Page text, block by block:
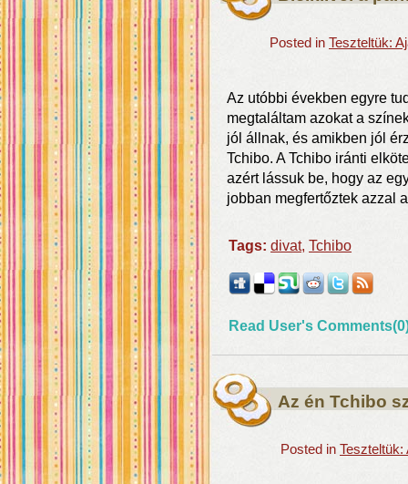
Posted in Teszteltük:
Az utóbbi években egyre
megtaláltam azokat a
jól állnak, és amikben jól
Tchibo. A Tchibo iránti
azért lássuk be, hogy az
jobban megfertőztek azzal
Tags: divat, Tchibo
Read User's
Az én Tchibo
Posted in